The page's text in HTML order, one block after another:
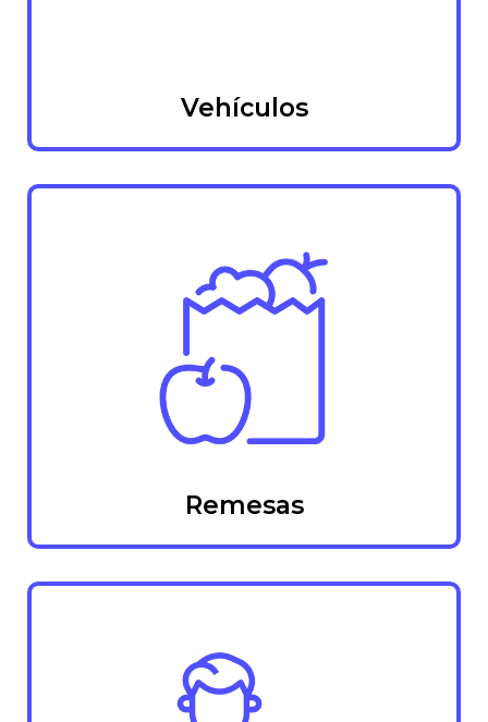
Vehículos
Remesas